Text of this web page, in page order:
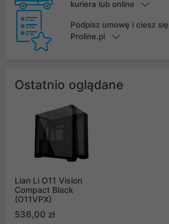
kuriera lub online
Podpisz umowę i ciesz
Proline.pl
Ostatnio oglądane
Lian Li O11 Vision
Compact Black
(O11VPX)
536,00 zł